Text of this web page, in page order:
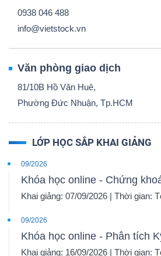
0938 046 488
info@vietstock.vn
Văn phòng giao dịch
81/10B Hồ Văn Huê,
Phường Đức Nhuận, Tp.HCM
LỚP HỌC SẮP KHAI GIẢNG
09/2026
Khóa học online - Chứng
Khai giảng: 07/09/2026 | Thời gian:
09/2026
Khóa học online - Phân tích
Khai giảng: 16/09/2026 | Thời gian: